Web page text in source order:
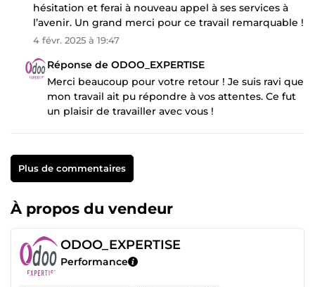
hésitation et ferai à nouveau appel à ses services à
l’avenir. Un grand merci pour ce travail remarquable !
4 févr. 2025 à 19:47
Réponse de ODOO_EXPERTISE
Merci beaucoup pour votre retour ! Je suis ravi que
mon travail ait pu répondre à vos attentes. Ce fut
un plaisir de travailler avec vous !
Plus de commentaires
À propos du vendeur
ODOO_EXPERTISE
Performance